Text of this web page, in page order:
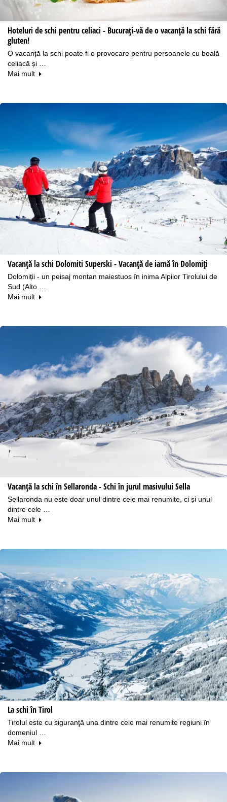
Hoteluri de schi pentru celiaci - Bucurați-vă de o vacanță la schi fără
gluten!
O vacanță la schi poate fi o provocare pentru persoanele cu boală
celiacă și …
Mai mult
Vacanță la schi Dolomiti Superski - Vacanță de iarnă în Dolomiți
Dolomiții - un peisaj montan maiestuos în inima Alpilor Tirolului de
Sud (Alto …
Mai mult
Vacanță la schi în Sellaronda - Schi în jurul masivului Sella
Sellaronda nu este doar unul dintre cele mai renumite, ci și unul
dintre cele …
Mai mult
La schi în Tirol
Tirolul este cu siguranţă una dintre cele mai renumite regiuni în
domeniul …
Mai mult